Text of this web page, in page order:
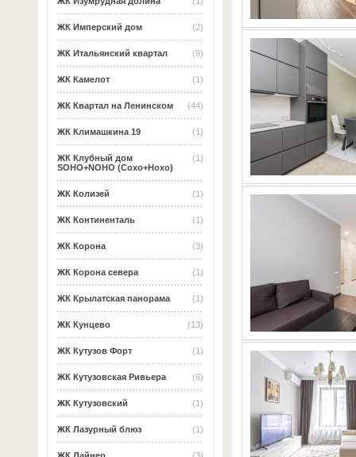
(2)
ЖК Имперский дом
(9)
ЖК Итальянский квартал
(1)
ЖК Камелот
(44)
ЖК Квартал на Ленинском
(1)
ЖК Климашкина 19
(1)
ЖК Клубный дом
SOHO+NOHO (Сохо+Нохо)
(1)
ЖК Колизей
(1)
ЖК Континенталь
(3)
ЖК Корона
(1)
ЖК Корона севера
(1)
ЖК Крылатская панорама
(13)
ЖК Кунцево
(1)
ЖК Кутузов Форт
(6)
ЖК Кутузовская Ривьера
(1)
ЖК Кутузовский
(1)
ЖК Лазурный блюз